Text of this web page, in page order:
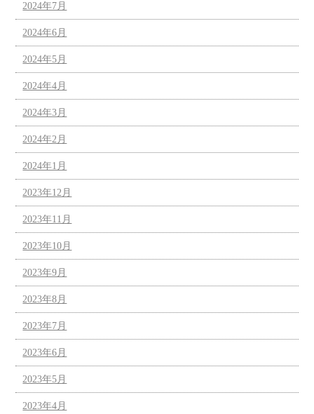
2024年7月
2024年6月
2024年5月
2024年4月
2024年3月
2024年2月
2024年1月
2023年12月
2023年11月
2023年10月
2023年9月
2023年8月
2023年7月
2023年6月
2023年5月
2023年4月